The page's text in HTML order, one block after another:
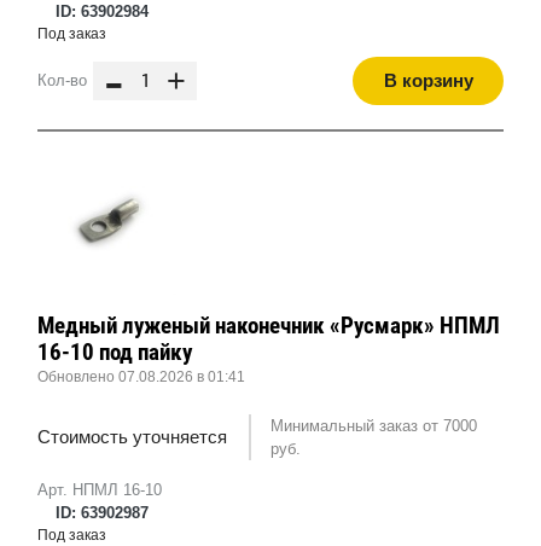
ID: 63902984
Под заказ
Кол-во - + В корзину
Арт. НПМЛ 16-10
ID: 63902987
Медный луженый наконечник «Русмарк» НПМЛ
16-10 под пайку
Обновлено 07.08.2026 в 01:41
Стоимость уточняется
Минимальный заказ от 7000
руб.
Под заказ